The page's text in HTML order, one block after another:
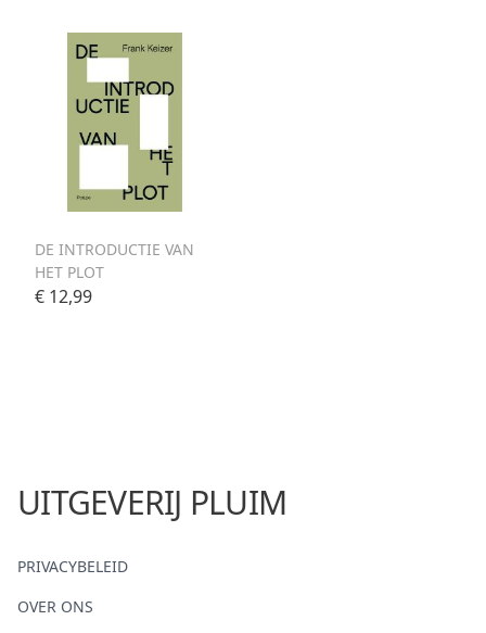
DE INTRODUCTIE VAN
HET PLOT
€ 12,99
UITGEVERIJ PLUIM
PRIVACYBELEID
OVER ONS